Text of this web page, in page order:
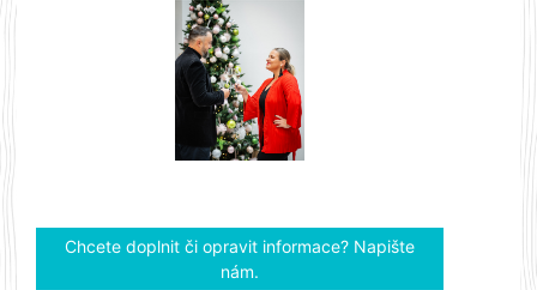
Previous
Chcete doplnit či opravit informace? Napište
nám.